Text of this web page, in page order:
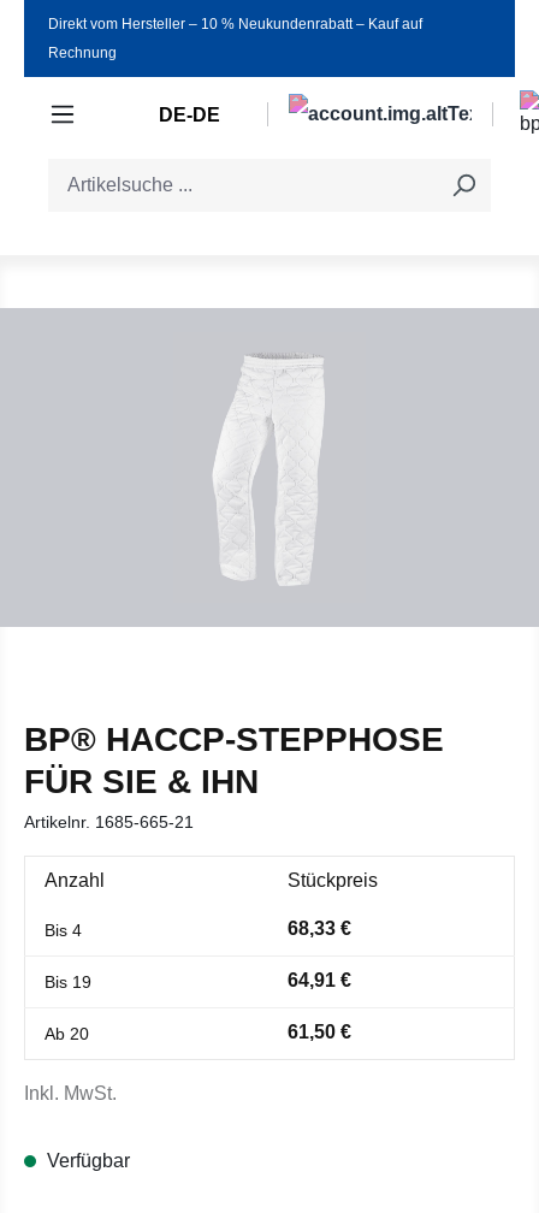
Zum Hauptinhalt springen
Direkt vom Hersteller ‒ 10 % Neukundenrabatt ‒ Kauf auf
Rechnung
DE-DE
BP® HACCP-STEPPHOSE
FÜR SIE & IHN
Artikelnr. 1685-665-21
Anzahl Stückpreis
Bis 4 68,33 €
Bis 19 64,91 €
Ab 20 61,50 €
Inkl. MwSt.
Verfügbar